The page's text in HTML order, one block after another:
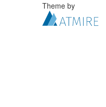
Theme by